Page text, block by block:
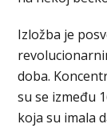
Izložba je
doba.
su se između
koja su imala